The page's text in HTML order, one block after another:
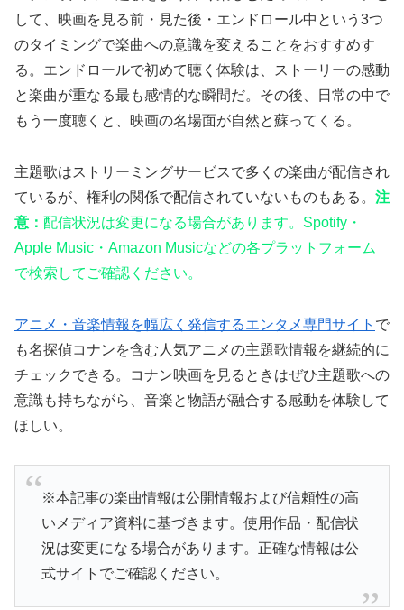
して、映画を見る前・見た後・エンドロール中という3つ
のタイミングで楽曲への意識を変えることをおすすめす
る。エンドロールで初めて聴く体験は、ストーリーの感動
と楽曲が重なる最も感情的な瞬間だ。その後、日常の中で
もう一度聴くと、映画の名場面が自然と蘇ってくる。
主題歌はストリーミングサービスで多くの楽曲が配信され
ているが、権利の関係で配信されていないものもある。 注
意： 配信状況は変更になる場合があります。Spotify・
Apple Music・Amazon Musicなどの各プラットフォーム
で検索してご確認ください。
アニメ・音楽情報を幅広く発信するエンタメ専門サイト で
も名探偵コナンを含む人気アニメの主題歌情報を継続的に
チェックできる。コナン映画を見るときはぜひ主題歌への
意識も持ちながら、音楽と物語が融合する感動を体験して
ほしい。
※本記事の楽曲情報は公開情報および信頼性の高
いメディア資料に基づきます。使用作品・配信状
況は変更になる場合があります。正確な情報は公
式サイトでご確認ください。